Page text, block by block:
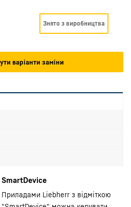
Знято з виробництва
варіанти заміни
SmartDevice
Приладами Liebherr з відміткою